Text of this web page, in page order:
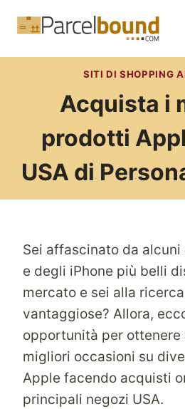
SITI DI SHOPPING
Acquista i
prodotti
USA di
Sei affascinato da
e degli iPhone più belli
mercato e sei alla
vantaggiose? Allora,
opportunità per ottenere
migliori occasioni su
Apple facendo acquisti
principali negozi USA.